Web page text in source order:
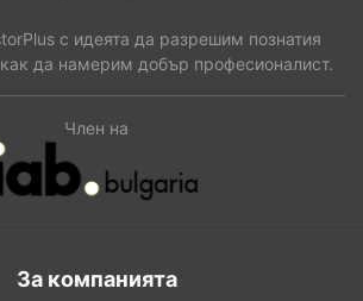
с идеята да разрешим познатия
да намерим добър професионалист.
Член на
За компанията